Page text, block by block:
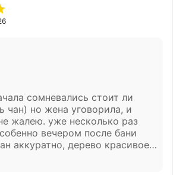
сомневались стоит ли
чан) но жена уговорила, и
жалею. уже несколько раз
вечером после бани
аккуратно, дерево красивое,
привезли без проблем,
в целом впечатления